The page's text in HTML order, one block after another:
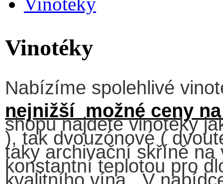
Vinotéky
Nabízíme spolehlivé
nejnižší možné ceny
shopu najdete vinotéky
), tak dvouzónové (
taky archivační skříně
konstantní teplotou pro